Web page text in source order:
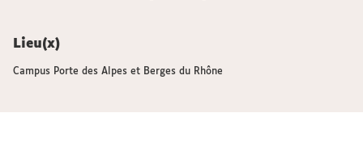
Lieu(x)
Campus Porte des Alpes et Berges du Rhône